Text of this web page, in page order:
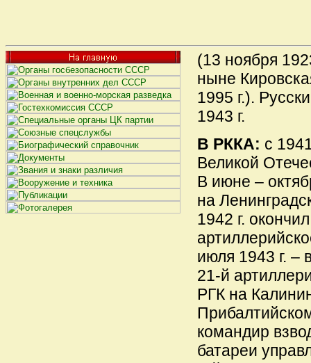
(13 ноября
ныне
1995 г.).
1943 г.
В РККА: с
Великой
В июне –
на
1942 г.
июля 1943 г. –
21-й
РГК на
командир
батареи